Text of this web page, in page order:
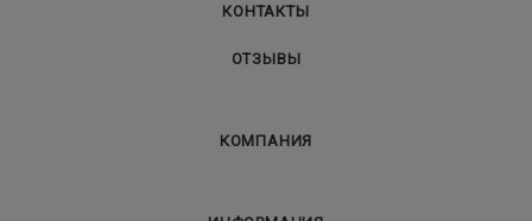
КОНТАКТЫ
ОТЗЫВЫ
КОМПАНИЯ